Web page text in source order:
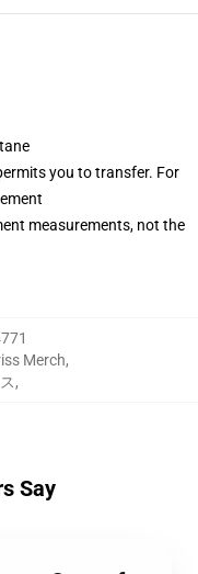
you to transfer. For
measurements, not the
Merch,
,
Say